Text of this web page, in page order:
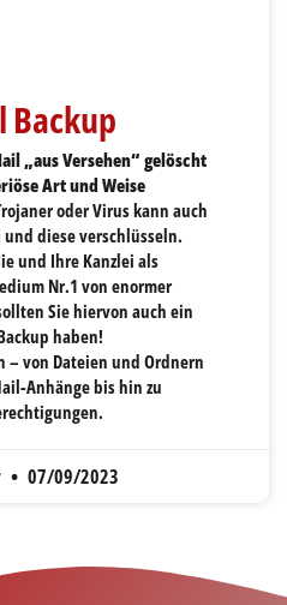
Backup
„aus Versehen“ gelöscht
Art und Weise
oder Virus kann auch
diese verschlüsseln.
und Ihre Kanzlei als
Nr.1 von enormer
Sie hiervon auch ein
haben!
– von Dateien und Ordnern
Anhänge bis hin zu
07/09/2023